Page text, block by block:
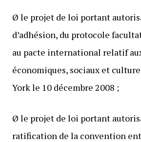
Ø le projet de loi portant
d’adhésion, du protocole
au pacte international relatif
économiques, sociaux et
York le 10 décembre 2008 ;
Ø le projet de loi portant
ratification de la convention